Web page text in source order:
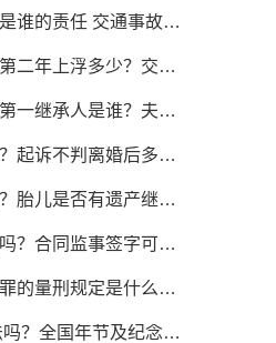
通事故理赔需要哪些材料？
强险保险公司赔付后能否追偿？
有一人死亡婚姻关系不再存在吗？
后多久可以再起诉？ 环球速看
有遗产继承权?_天天日报
事签字可以吗？ 当前热文
造公司债券罪的构成要件是什么？
日放假办法第二条内容是什么？